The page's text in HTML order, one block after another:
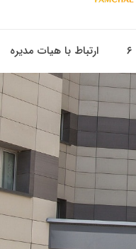
ارتباط با هیات مدیره